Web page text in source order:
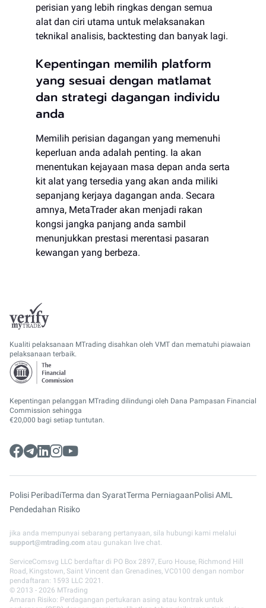
perisian yang lebih ringkas dengan semua
alat dan ciri utama untuk melaksanakan
teknikal analisis, backtesting dan banyak lagi.
Kepentingan memilih platform
yang sesuai dengan matlamat
dan strategi dagangan individu
anda
Memilih perisian dagangan yang memenuhi
keperluan anda adalah penting. Ia akan
menentukan kejayaan masa depan anda serta
kit alat yang tersedia yang akan anda miliki
sepanjang kerjaya dagangan anda. Secara
amnya, MetaTrader akan menjadi rakan
kongsi jangka panjang anda sambil
menunjukkan prestasi merentasi pasaran
kewangan yang berbeza.
Kualiti pelaksanaan MTrading disahkan oleh VMT dan mematuhi piawaian
pelaksanaan terbaik.
Kepentingan pelanggan MTrading dilindungi oleh Dana Pampasan Financial
Commission sehingga
€20,000 bagi setiap tuntutan.
Polisi PeribadiTerma dan SyaratTerma PerniagaanPolisi AML
Pendedahan Risiko
jika anda mempunyai sebarang pertanyaan, sila hubungi kami melalui
support@mtrading.com atau gunakan live chat.
ServiceComsvg LLC berdaftar di PO Box 2897, Euro House, Richmond Hill
Road, Kingstown, Saint Vincent dan Grenadines, VC0100 dengan nombor
pendaftaran: 1593 LLC 2021.
© 2013 - 2026 MTrading
Amaran Risiko: Perdagangan pertukaran asing atau kontrak untuk